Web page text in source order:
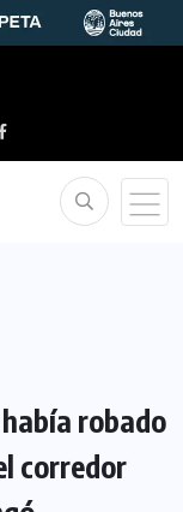
robado
corredor